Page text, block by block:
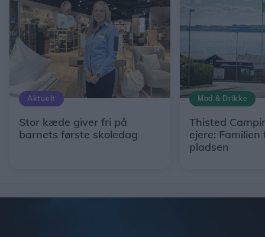
Aktuelt
Stor kæde giver fri på
barnets første skoledag
Mad & Drikke
Thisted
ejere:
pladsen